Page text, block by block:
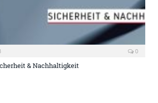
0
& Nachhaltigkeit